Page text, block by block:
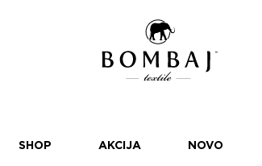
SHOP AKCIJA NOVO